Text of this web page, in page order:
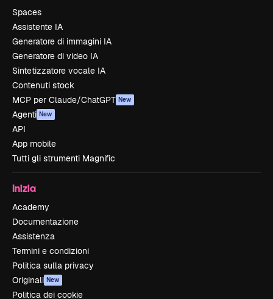
Spaces
Assistente IA
Generatore di immagini IA
Generatore di video IA
Sintetizzatore vocale IA
Contenuti stock
MCP per Claude/ChatGPT New
Agenti New
API
App mobile
Tutti gli strumenti Magnific
Inizia
Academy
Documentazione
Assistenza
Termini e condizioni
Politica sulla privacy
Originali New
Politica dei cookie